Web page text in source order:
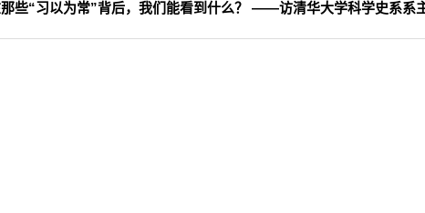
些“习以为常”背后，我们能看到什么？ ——访清华大学科学史系系